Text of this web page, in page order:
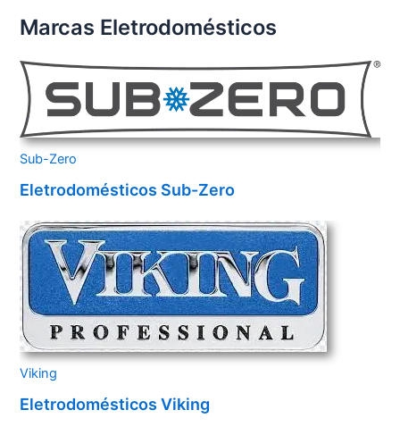
Marcas Eletrodomésticos
Sub-Zero
Eletrodomésticos Sub-Zero
Viking
Eletrodomésticos Viking